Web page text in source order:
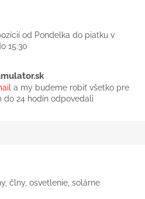
od Pondelka do piatku v
15:30
a my budeme robiť všetko pre
do 24 hodín odpovedali
člny, osvetlenie, solárne